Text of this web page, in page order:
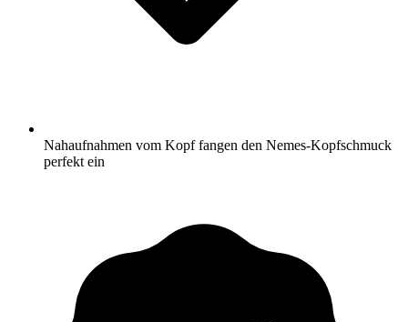
Nahaufnahmen vom Kopf fangen den Nemes-Kopfschmuck
perfekt ein